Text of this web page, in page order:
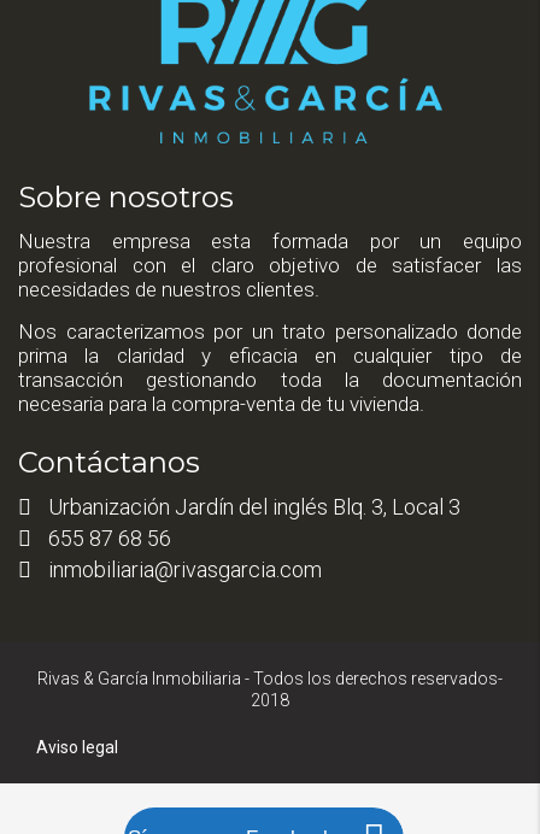
Sobre nosotros
Nuestra empresa esta formada por un equipo
profesional con el claro objetivo de satisfacer las
necesidades de nuestros clientes.
Nos caracterizamos por un trato personalizado donde
prima la claridad y eficacia en cualquier tipo de
transacción gestionando toda la documentación
necesaria para la compra-venta de tu vivienda.
Contáctanos
Urbanización Jardín del inglés Blq. 3, Local 3
655 87 68 56
inmobiliaria@rivasgarcia.com
Rivas & García Inmobiliaria - Todos los derechos reservados-
2018
Aviso legal